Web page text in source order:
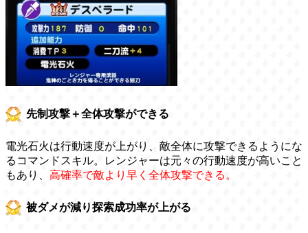
先制攻撃＋全体攻撃ができる
電光石火は行動速度が上がり、敵全体に攻撃できるようにな
るコマンドスキル。レンジャーは元々の行動速度が高いこと
もあり、 高確率で敵より早く全体攻撃できる。
被ダメが減り探索成功率が上がる